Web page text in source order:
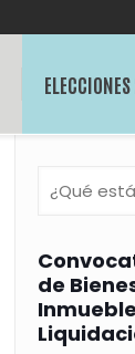
de